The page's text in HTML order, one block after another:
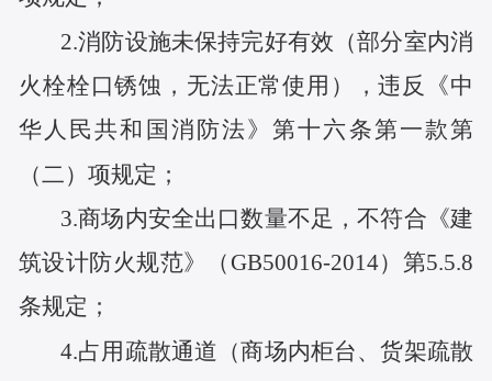
2.消防设施未保持完好有效（部分室内消
火栓栓口锈蚀，无法正常使用），违反《中
华人民共和国消防法》第十六条第一款第
（二）项规定；
3.商场内安全出口数量不足，不符合《建
筑设计防火规范》（GB50016-2014）第5.5.8
条规定；
4.占用疏散通道（商场内柜台、货架疏散